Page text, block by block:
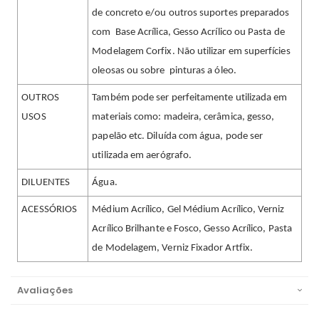
de concreto e/ou outros suportes preparados
com Base Acrílica, Gesso Acrílico ou Pasta de
Modelagem Corfix. Não utilizar em superfícies
oleosas ou sobre pinturas a óleo.
OUTROS
USOS
Também pode ser perfeitamente utilizada em
materiais como: madeira, cerâmica, gesso,
papelão etc. Diluída com água, pode ser
utilizada em aerógrafo.
DILUENTES Água.
ACESSÓRIOS
Médium Acrílico, Gel Médium Acrílico, Verniz
Acrílico Brilhante e Fosco, Gesso Acrílico, Pasta
de Modelagem, Verniz Fixador Artfix.
Avaliações